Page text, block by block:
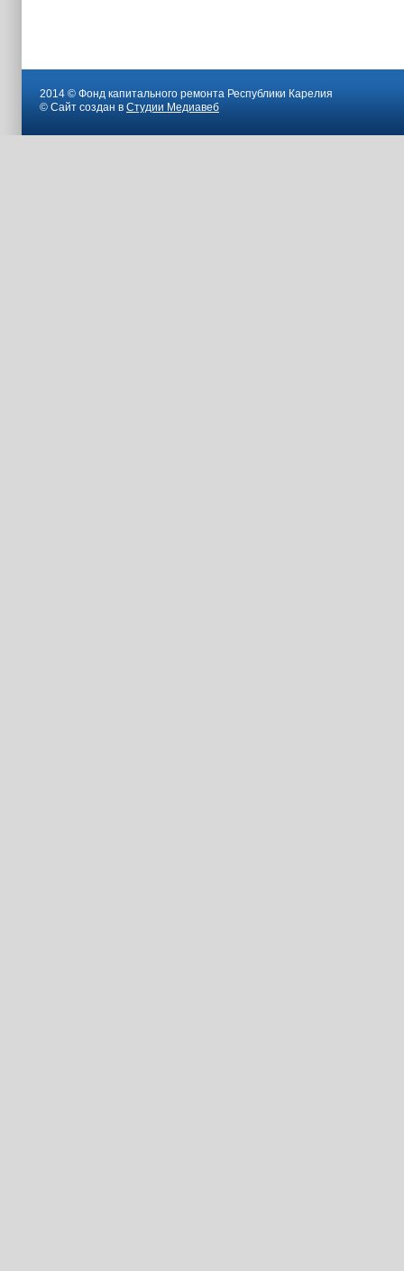
2014 © Фонд капитального ремонта Республики Карелия
© Сайт создан в Студии Медиавеб